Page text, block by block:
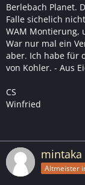
Berlebach Planet.
Falle sichelich
WAM Montierung,
War nur mal ein
aber. Ich habe für
von Kohler. - Aus
CS
Winfried
mintaka
Altmeister